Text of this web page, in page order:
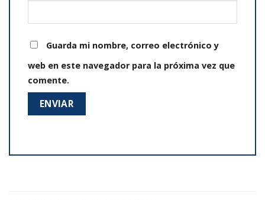
Guarda mi nombre, correo electrónico y
web en este navegador para la próxima vez que
comente.